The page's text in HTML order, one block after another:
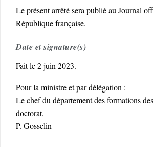
Le présent arrêté sera publié au Journal
République française.
Date et signature(s)
Fait le 2 juin 2023.
Pour la ministre et par délégation :
Le chef du département des formations
doctorat,
P. Gosselin